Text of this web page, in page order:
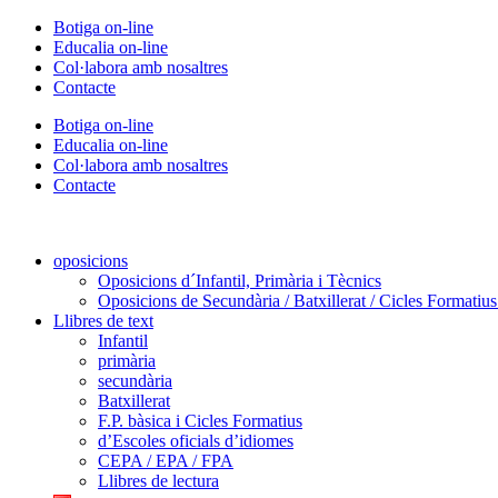
contingut
Botiga on-line
Educalia on-line
Col·labora amb nosaltres
Contacte
Botiga on-line
Educalia on-line
Col·labora amb nosaltres
Contacte
oposicions
Oposicions d´Infantil, Primària i Tècnics
Oposicions de Secundària / Batxillerat / Cicles
Llibres de text
Infantil
primària
secundària
Batxillerat
F.P. bàsica i Cicles Formatius
d’Escoles oficials d’idiomes
CEPA / EPA / FPA
Llibres de lectura